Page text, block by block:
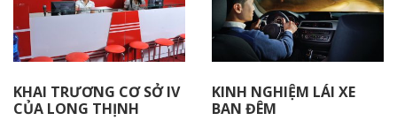
KHAI TRƯƠNG CƠ SỞ IV
CỦA LONG THỊNH
KINH NGHIỆM LÁI XE
BAN ĐÊM